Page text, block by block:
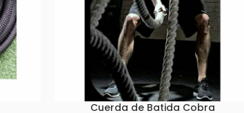
Cuerda de Batida Cobra